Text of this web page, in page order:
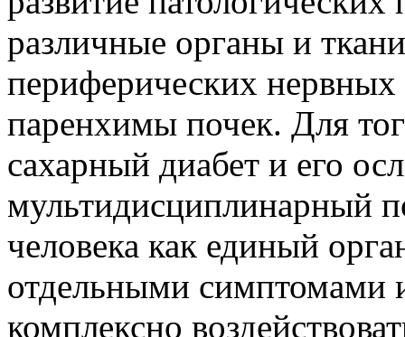
различные органы и
периферических нервных
паренхимы почек. Для
сахарный диабет и его
мультидисциплинарный
человека как единый
отдельными симптомами
комплексно